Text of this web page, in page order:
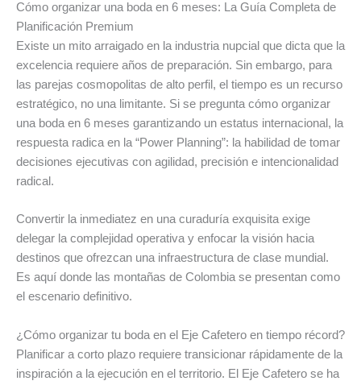
Cómo organizar una boda en 6 meses: La Guía Completa de
Planificación Premium
Existe un mito arraigado en la industria nupcial que dicta que la
excelencia requiere años de preparación. Sin embargo, para
las parejas cosmopolitas de alto perfil, el tiempo es un recurso
estratégico, no una limitante. Si se pregunta cómo organizar
una boda en 6 meses garantizando un estatus internacional, la
respuesta radica en la “Power Planning”: la habilidad de tomar
decisiones ejecutivas con agilidad, precisión e intencionalidad
radical.
Convertir la inmediatez en una curaduría exquisita exige
delegar la complejidad operativa y enfocar la visión hacia
destinos que ofrezcan una infraestructura de clase mundial.
Es aquí donde las montañas de Colombia se presentan como
el escenario definitivo.
¿Cómo organizar tu boda en el Eje Cafetero en tiempo récord?
Planificar a corto plazo requiere transicionar rápidamente de la
inspiración a la ejecución en el territorio. El Eje Cafetero se ha